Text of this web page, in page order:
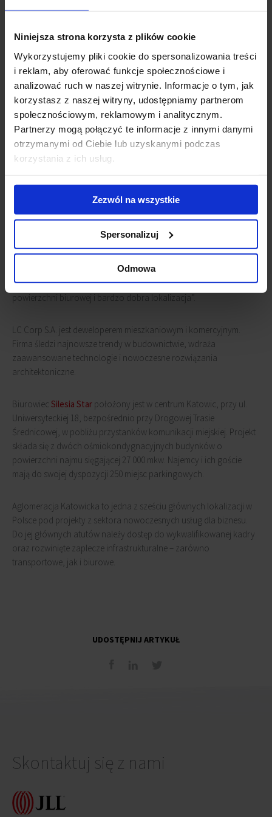
Niniejsza strona korzysta z plików cookie
Wykorzystujemy pliki cookie do spersonalizowania treści
i reklam, aby oferować funkcje społecznościowe i
analizować ruch w naszej witrynie. Informacje o tym, jak
korzystasz z naszej witryny, udostępniamy partnerom
społecznościowym, reklamowym i analitycznym.
Partnerzy mogą połączyć te informacje z innymi danymi
otrzymanymi od Ciebie lub uzyskanymi podczas
korzystania z ich usług.
Zezwól na wszystkie
Spersonalizuj
Odmowa
Steve Girdler, Dyrektor Zarządzający HireRight w regionie
Europy, Bliskiego Wschodu i Afryki oraz Azji - Pacyfiku,
komentuje:
„W związku z naszymi sukcesami w Polsce, nadszedł właściwy
moment na przeprowadzkę do większych biur, aby wspierać dalszy
rozwój firmy. Cieszymy się z nowej, dobrze skomunikowanej
lokalizacji w samym sercu Katowic, blisko klientów”.
Dorota Gruchała, Starszy Konsultant w Dziale Wynajmu
„Silesia Star to bardzo dobry wybór dla HireRight. Podczas
poszukiwań nowej lokalizacji, firma koncentrowała się na
i doskonałym dostępem do komunikacji miejskiej.”
Piotr Pirogowicz, Manager ds. Najmu w LC Corp. S.A.:„Cieszymy
się z decyzji HireRight o dołączeniu do grona najemców Silesia Star.
Wybór ten potwierdza takie cechy projektu jak wysoka jakość
powierzchni biurowej i bardzo dobra lokalizacja”.
LC Corp S.A. jest deweloperem mieszkaniowym i komercyjnym.
Firma śledzi najnowsze trendy w budownictwie, wdraża
zaawansowane technologie i nowoczesne rozwiązania
architektoniczne.
Biurowiec Silesia Star położony jest w centrum Katowic, przy ul.
Uniwersyteckiej 18, bezpośrednio przy Drogowej Trasie
Średnicowej, w pobliżu przystanków komunikacji miejskiej. Projekt
składa się z dwóch ośmiokondygnacyjnych budynków o
powierzchni najmu sięgającej 27 000 mkw. Najemcy i ich goście
mają do swojej dyspozycji 250 miejsc parkingowych.
Aglomeracja Katowicka to jedna z sześciu głównych lokalizacji w
Polsce pod projekty z sektora nowoczesnych usług dla biznesu.
Do jej głównych atutów należy dostęp do wykwalifikowanej kadry
oraz rozwinięte zaplecze infrastrukturalne – zarówno
transportowe, jak i biurowe.
UDOSTĘPNIJ ARTYKUŁ
Skontaktuj się z nami